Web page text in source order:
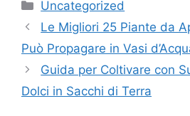
Uncategorized
Le Migliori 25 Piante da
Può Propagare in Vasi
Guida per Coltivare con
Dolci in Sacchi di Terra